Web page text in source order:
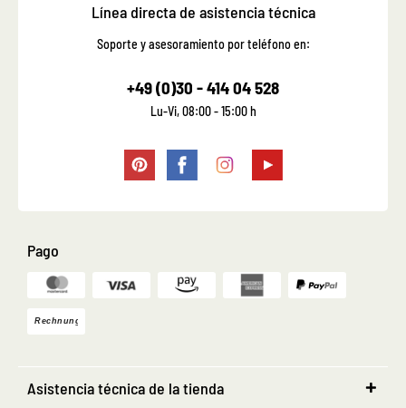
Línea directa de asistencia técnica
Soporte y asesoramiento por teléfono en:
+49 (0)30 - 414 04 528
Lu-Vi, 08:00 - 15:00 h
Pago
Asistencia técnica de la tienda